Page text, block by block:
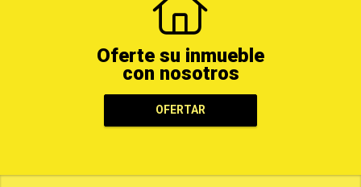
Oferte su inmueble
con nosotros
OFERTAR